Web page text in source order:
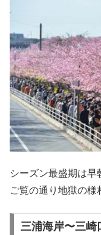
シーズン最盛期は早
ご覧の通り地獄の様
三浦海岸〜三崎